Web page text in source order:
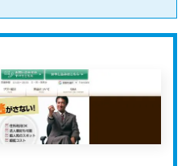
センター駅から徒歩2分
メールボックスプラス:月額料金
レフォンアンサリング:月額料金
ーチャルオフィス:月額料金26,950
ーチャルオフィスプラス:月額料金
ルできます